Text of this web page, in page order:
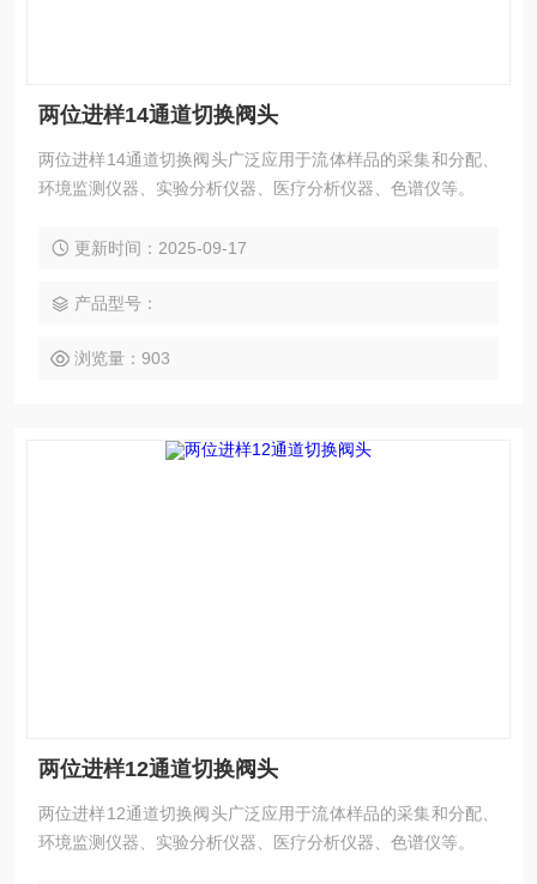
两位进样14通道切换阀头
两位进样14通道切换阀头广泛应用于流体样品的采集和分配、
环境监测仪器、实验分析仪器、医疗分析仪器、色谱仪等。
更新时间：2025-09-17
产品型号：
浏览量：903
两位进样12通道切换阀头
两位进样12通道切换阀头广泛应用于流体样品的采集和分配、
环境监测仪器、实验分析仪器、医疗分析仪器、色谱仪等。